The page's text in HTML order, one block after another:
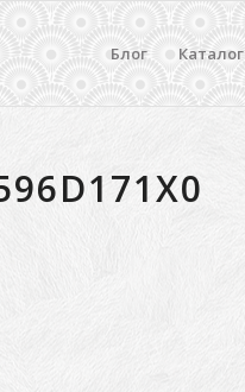
Блог Каталог